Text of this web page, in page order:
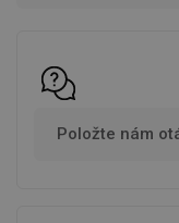
Položte nám